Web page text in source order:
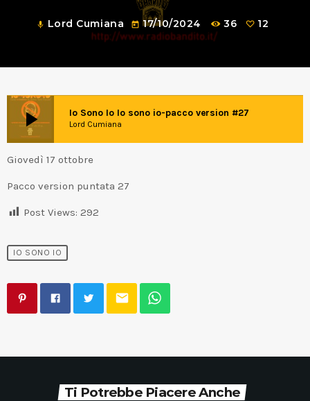
mic Lord Cumiana today 17/10/2024 36 12
play_arrow Io Sono Io Io sono io-pacco version #27
Lord Cumiana
Giovedì 17 ottobre
Pacco version puntata 27
Post Views: 292
IO SONO IO
email
Ti Potrebbe Piacere Anche